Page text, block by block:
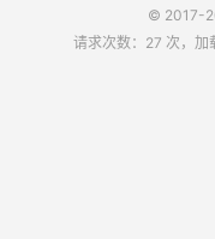
© 2017-
请求次数：27 次，